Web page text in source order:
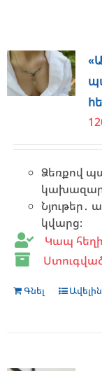
Ձեռքով
Նյութեր․
կվարց։
Կապ
Գնել Ավելին